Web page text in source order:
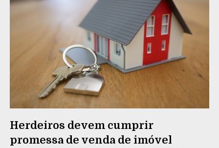
Herdeiros devem cumprir
promessa de venda de imóvel